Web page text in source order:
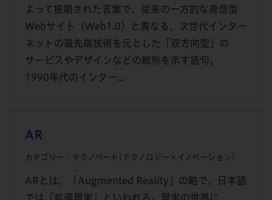
よって提唱された言葉で、従来の一方的な発信型
Webサイト（Web1.0）と異なる、次世代インター
ネットの最先端技術を元とした「双方向型」の
サービスやデザインなどの総称を示す語句。
1990年代のインター...
AR
カテゴリー：テクノベート(テクノロジー×イノベーション)
ARとは、「Augmented Reality」の略で、日本語
では「拡張現実」といわれる。現実の世界に